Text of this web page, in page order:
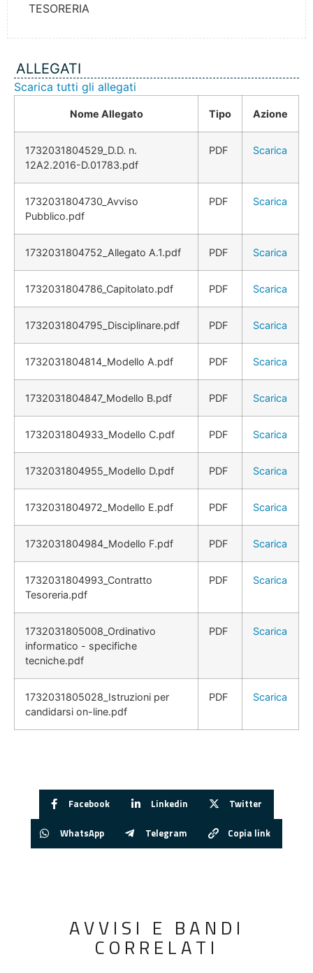
TESORERIA
ALLEGATI
Scarica tutti gli allegati
Nome Allegato Tipo Azione
1732031804529_D.D. n.
12A2.2016-D.01783.pdf
PDF Scarica
1732031804730_Avviso
Pubblico.pdf
PDF Scarica
1732031804752_Allegato A.1.pdf PDF Scarica
1732031804786_Capitolato.pdf PDF Scarica
1732031804795_Disciplinare.pdf PDF Scarica
1732031804814_Modello A.pdf PDF Scarica
1732031804847_Modello B.pdf PDF Scarica
1732031804933_Modello C.pdf PDF Scarica
1732031804955_Modello D.pdf PDF Scarica
1732031804972_Modello E.pdf PDF Scarica
1732031804984_Modello F.pdf PDF Scarica
1732031804993_Contratto
Tesoreria.pdf
PDF Scarica
1732031805008_Ordinativo
informatico - specifiche
tecniche.pdf
PDF Scarica
1732031805028_Istruzioni per
candidarsi on-line.pdf
PDF Scarica
Facebook Linkedin Twitter
WhatsApp Telegram Copia link
AVVISI E BANDI
CORRELATI